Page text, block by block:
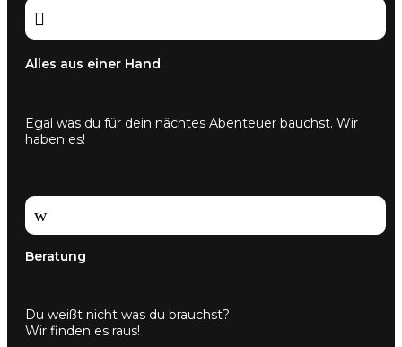

Alles aus einer Hand
Egal was du für dein nächtes Abenteuer bauchst. Wir
haben es!
w
Beratung
Du weißt nicht was du brauchst?
Wir finden es raus!